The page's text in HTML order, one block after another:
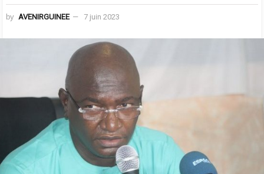
by AVENIRGUINEE 7 juin 2023